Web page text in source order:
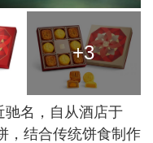
+3
驰名，自从酒店于
，结合传统饼食制作